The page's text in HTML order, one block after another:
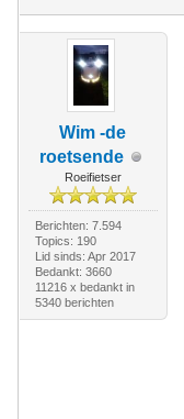
Wim -de
roetsende
Roeifietser
Berichten: 7.594
Topics: 190
Lid sinds: Apr 2017
Bedankt: 3660
11216 x bedankt in
5340 berichten